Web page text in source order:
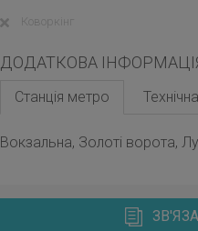
Коворкінг
ДОДАТКОВА
Станція метро
Вокзальна, Золоті ворота,